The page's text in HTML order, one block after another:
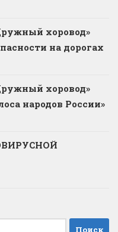
хоровод»
на дорогах
хоровод»
народов России»